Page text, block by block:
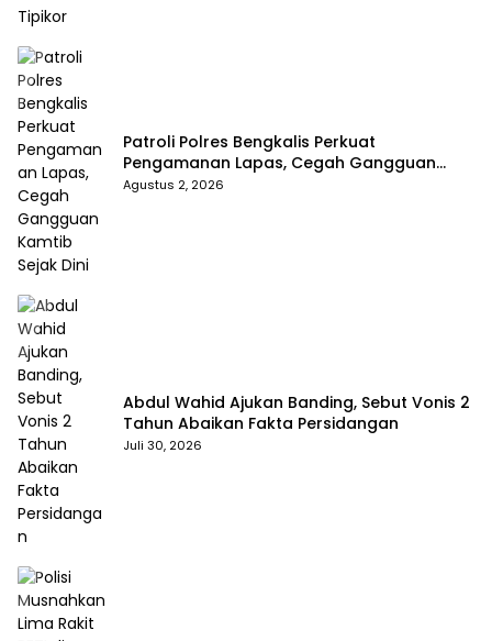
Patroli Polres Bengkalis Perkuat
Pengamanan Lapas, Cegah Gangguan
Kamtib Sejak Dini
Agustus 2, 2026
Abdul Wahid Ajukan Banding, Sebut Vonis 2
Tahun Abaikan Fakta Persidangan
Juli 30, 2026